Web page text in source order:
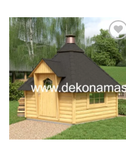
Mėgstamiausias